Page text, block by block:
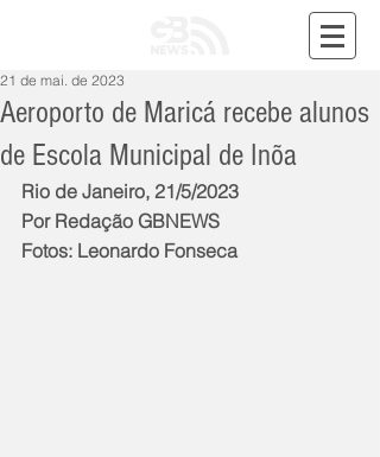
Aeroporto de Maricá recebe alunos
de Escola Municipal de Inõa
21 de mai. de 2023
Rio de Janeiro, 21/5/2023
Por Redação GBNEWS
Fotos: Leonardo Fonseca